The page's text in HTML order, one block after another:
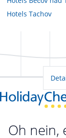
Hotels Tachov
Oh nein,